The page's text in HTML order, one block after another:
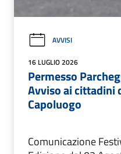
AVVISI
16 LUGLIO 2026
Permesso
Avviso ai cittadini
Capoluogo
Comunicazione